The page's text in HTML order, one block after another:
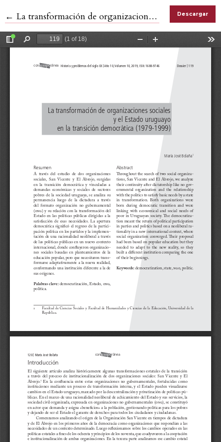
← Volver a los detalles del artículo
La transformación de organizaciones sociales y el Estado uruguayo en la transición democrática (1979-1999) Descargar